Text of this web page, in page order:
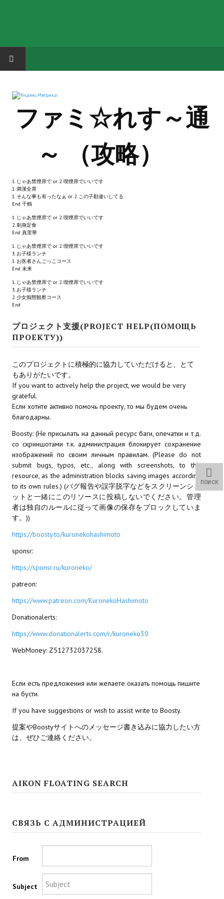
ГРУППА "КАРЛ ВЕЛИКИЙ"
Завершённые проекты
Русская биржа
Aliens vs Predator 2 (Русские субтитры)
Dungeon Siege 2 Legendary Mod (Русские субтитры)
Новый ГГ
Моды группы
Теневой кардинал для Скайрима
Работы Alexandra10
Apella CBBE SSE BodySlide (with Physics)
Kitana CBBE SSE BodySlide (with Physics)
Nekomimi
New Light Skyrim SE
SB Corset Armor CBBE SSE BodySlide (with Physics)
Wedding Wear CBBE SSE BodySlide (with Physics)
Работы Тестера 55
Наёмный оборотень
Небесный воин
Немного героев меча и магии
Работы Kuroneko
Doom 3 Remaster Fan Edition
Star Trek Voyager Elite Force Remaster Fan Edition
Red Faction remaster Fan Edition
Aliens versus Predator 1 Remaster Fan Edition
Корсары 3 Сундук мертвеца Remaster Fan Edition
Sea Dogs Remaster Fan Edition
Новости
Новости Архив
ファミ☆れす～通
～ （攻略）
1. じゃあ禁煙席で or 2. 喫煙席でいいです
1. 満漢全席
1. そんな事も有ったなぁ or 2. この子勘違いしてる
End 千鶴
1. じゃあ禁煙席で or 2. 喫煙席でいいです
2. 刺身定食
End 真里華
1. じゃあ禁煙席で or 2. 喫煙席でいいです
3. お子様ランチ
1. お医者さんごっこコース
End 未来
1. じゃあ禁煙席で or 2. 喫煙席でいいです
3. お子様ランチ
2. 少女痴態観察コース
End
プロジェクト支援(PROJECT HELP(ПОМОЩЬ
ПРОЕКТУ))
このプロジェクトに積極的に協力していただけると、とて
もありがたいです。
If you want to actively help the project, we would be very
grateful.
Если хотите активно помочь проекту, то мы будем очень
благодарны.
Boosty: (Не присылать на данный ресурс баги, опечатки и т.д.
со скриншотами т.к. администрация блокирует сохранение
изображений по своим личным правилам. (Please do not
submit bugs, typos, etc., along with screenshots, to this
resource, as the administration blocks saving images according
to its own rules.) (バグ報告や誤字脱字などをスクリーンショ
ットと一緒にこのリソースに投稿しないでください。管理
者は独自のルールに従って画像の保存をブロックしていま
す。))
https://boosty.to/kuronekohashimoto
sponsr:
https://sponsr.ru/kuroneko/
patreon:
https://www.patreon.com/KuronekoHashimoto
Donationalerts:
https://www.donationalerts.com/r/kuroneko30
WebMoney: Z512732037258.
Если есть предложения или желаете оказать помощь пишите
на бусти.
If you have suggestions or wish to assist write to Boosty.
提案やBoostyサイトへのメッセージ書き込みに協力したい方
は、ぜひご連絡ください。
AIKON FLOATING SEARCH
ПОИСК
СВЯЗЬ С АДМИНИСТРАЦИЕЙ
From
Subject